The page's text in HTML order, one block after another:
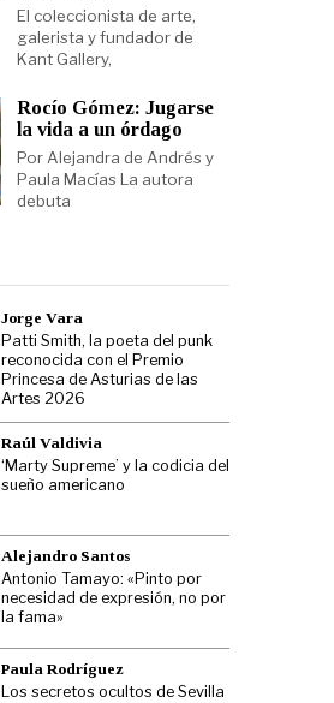
El coleccionista de arte,
galerista y fundador de
Kant Gallery,
Rocío Gómez: Jugarse
la vida a un órdago
Por Alejandra de Andrés y
Paula Macías La autora
debuta
Jorge Vara
Patti Smith, la poeta del punk
reconocida con el Premio
Princesa de Asturias de las
Artes 2026
Raúl Valdivia
‘Marty Supreme’ y la codicia del
sueño americano
Alejandro Santos
Antonio Tamayo: «Pinto por
necesidad de expresión, no por
la fama»
Paula Rodríguez
Los secretos ocultos de Sevilla